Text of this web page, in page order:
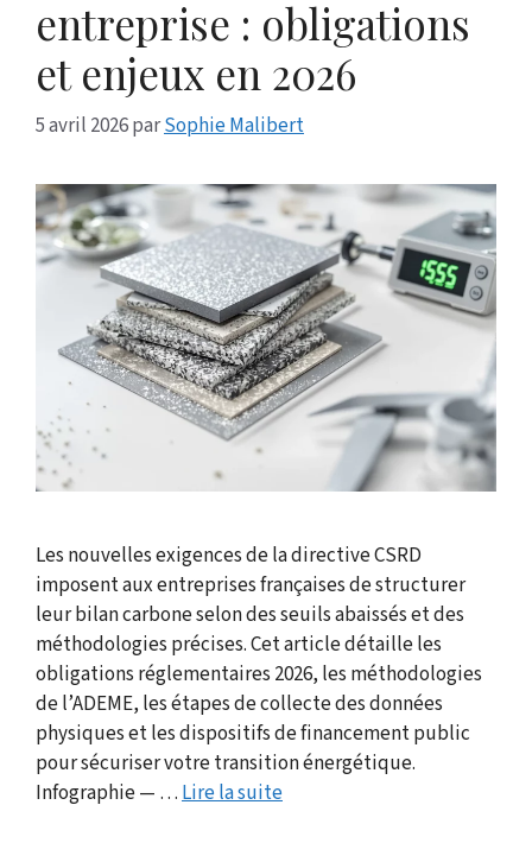
entreprise : obligations
et enjeux en 2026
5 avril 2026parSophie Malibert
Les nouvelles exigences de la directive CSRD
imposent aux entreprises françaises de structurer
leur bilan carbone selon des seuils abaissés et des
méthodologies précises. Cet article détaille les
obligations réglementaires 2026, les méthodologies
de l’ADEME, les étapes de collecte des données
physiques et les dispositifs de financement public
pour sécuriser votre transition énergétique.
Infographie — … Lire la suite